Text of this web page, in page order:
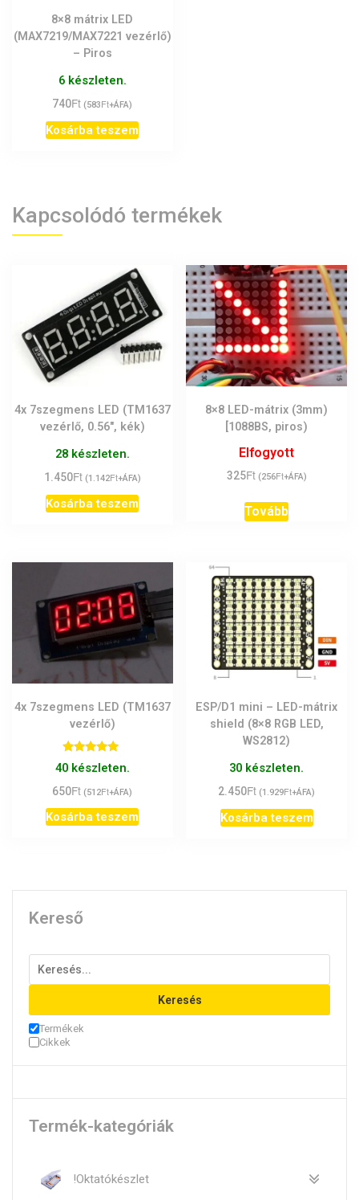
8×8 mátrix LED
(MAX7219/MAX7221 vezérlő)
– Piros
6 készleten.
740Ft (583Ft+ÁFA)
Kosárba teszem
Kapcsolódó termékek
4x 7szegmens LED (TM1637
vezérlő, 0.56″, kék)
28 készleten.
1.450Ft (1.142Ft+ÁFA)
Kosárba teszem
8×8 LED-mátrix (3mm)
[1088BS, piros)
Elfogyott
325Ft (256Ft+ÁFA)
Tovább
4x 7szegmens LED (TM1637
vezérlő)
Értékelés:
5.00
40 készleten.
650Ft (512Ft+ÁFA)
Kosárba teszem
ESP/D1 mini – LED-mátrix
shield (8×8 RGB LED,
WS2812)
30 készleten.
2.450Ft (1.929Ft+ÁFA)
Kosárba teszem
Kereső
Keresés
Termékek
Cikkek
Termék-kategóriák
!Oktatókészlet